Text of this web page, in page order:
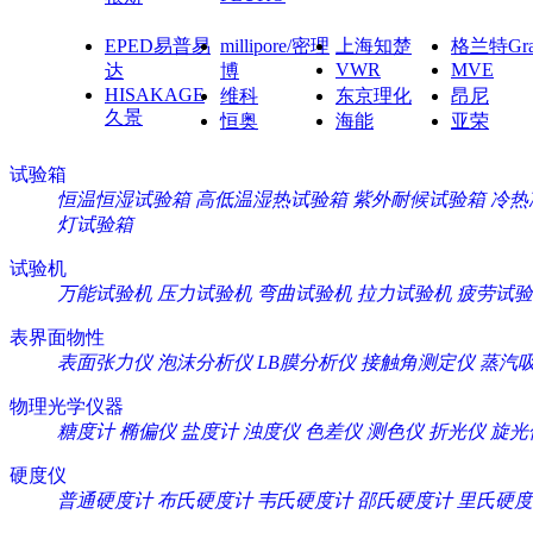
EPED易普易
达
millipore/密理
博
上海知楚
格兰特
VWR
MVE
HISAKAGE
久景
维科 东京理化
昂尼
恒奥
海能 亚荣
试验箱
恒温恒湿试验箱 高低温湿热试验箱 紫外耐候试验箱 冷热
灯试验箱
试验机
万能试验机 压力试验机 弯曲试验机 拉力试验机 疲劳试
表界面物性
表面张力仪 泡沫分析仪 LB膜分析仪 接触角测定仪 蒸汽
物理光学仪器
糖度计 椭偏仪 盐度计 浊度仪 色差仪 测色仪 折光仪 旋光
硬度仪
普通硬度计 布氏硬度计 韦氏硬度计 邵氏硬度计 里氏硬